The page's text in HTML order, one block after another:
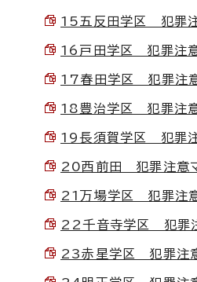
15五反田学区 犯罪
16戸田学区 犯罪注
17春田学区 犯罪注
18豊治学区 犯罪注
19長須賀学区 犯罪
20西前田 犯罪注意
21万場学区 犯罪注
22千音寺学区 犯罪
23赤星学区 犯罪注